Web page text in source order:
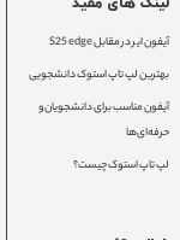
آیفون ایر در مقابل S25 edge
بهترین لپ تاپ استوک دانشجویی
آیفون مناسب برای دانشجویان و
حرفه‌ای‌ها
لپ تاپ استوک چیست؟